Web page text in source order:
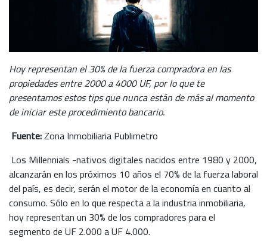
Hoy representan el 30% de la fuerza compradora en las
propiedades entre 2000 a 4000 UF, por lo que te
presentamos estos tips que nunca están de más al momento
de iniciar este procedimiento bancario.
Fuente:Zona Inmobiliaria Publimetro
Los Millennials -nativos digitales nacidos entre 1980 y 2000,
alcanzarán en los próximos 10 años el 70% de la fuerza laboral
del país, es decir, serán el motor de la economía en cuanto al
consumo. Sólo en lo que respecta a la industria inmobiliaria,
hoy representan un 30% de los compradores para el
segmento de UF 2.000 a UF 4.000.